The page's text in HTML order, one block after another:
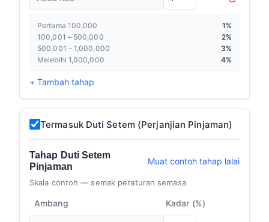
Pertama 100,000
1%
100,001 – 500,000
2%
500,001 – 1,000,000
3%
Melebihi 1,000,000
4%
+ Tambah tahap
Termasuk Duti Setem (Perjanjian Pinjaman)
Tahap Duti Setem
Pinjaman
Muat contoh tahap lalai
Skala contoh — semak peraturan semasa
Ambang Kadar (%)